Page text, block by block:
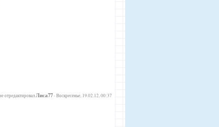
отредактировалЛиса77-Воскресенье, 19.02.12, 00:37